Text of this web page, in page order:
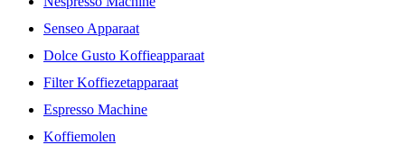
Senseo Apparaat
Dolce Gusto Koffieapparaat
Filter Koffiezetapparaat
Espresso Machine
Koffiemolen